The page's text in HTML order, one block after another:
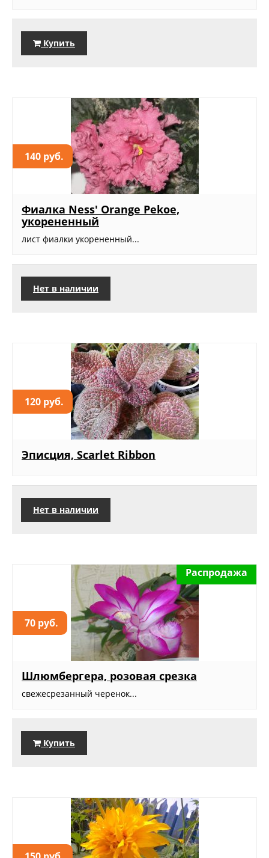
Купить
140 руб.
Фиалка Ness' Orange Pekoe,
укорененный
лист фиалки укорененный...
Нет в наличии
120 руб.
Эписция, Scarlet Ribbon
Нет в наличии
70 руб.
Распродажа
Шлюмбергера, розовая срезка
свежесрезанный черенок...
Купить